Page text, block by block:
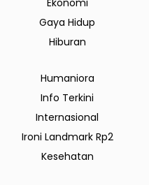
Ekonomi
Gaya Hidup
Hiburan
Humaniora
Info Terkini
Internasional
Ironi Landmark Rp2
Kesehatan